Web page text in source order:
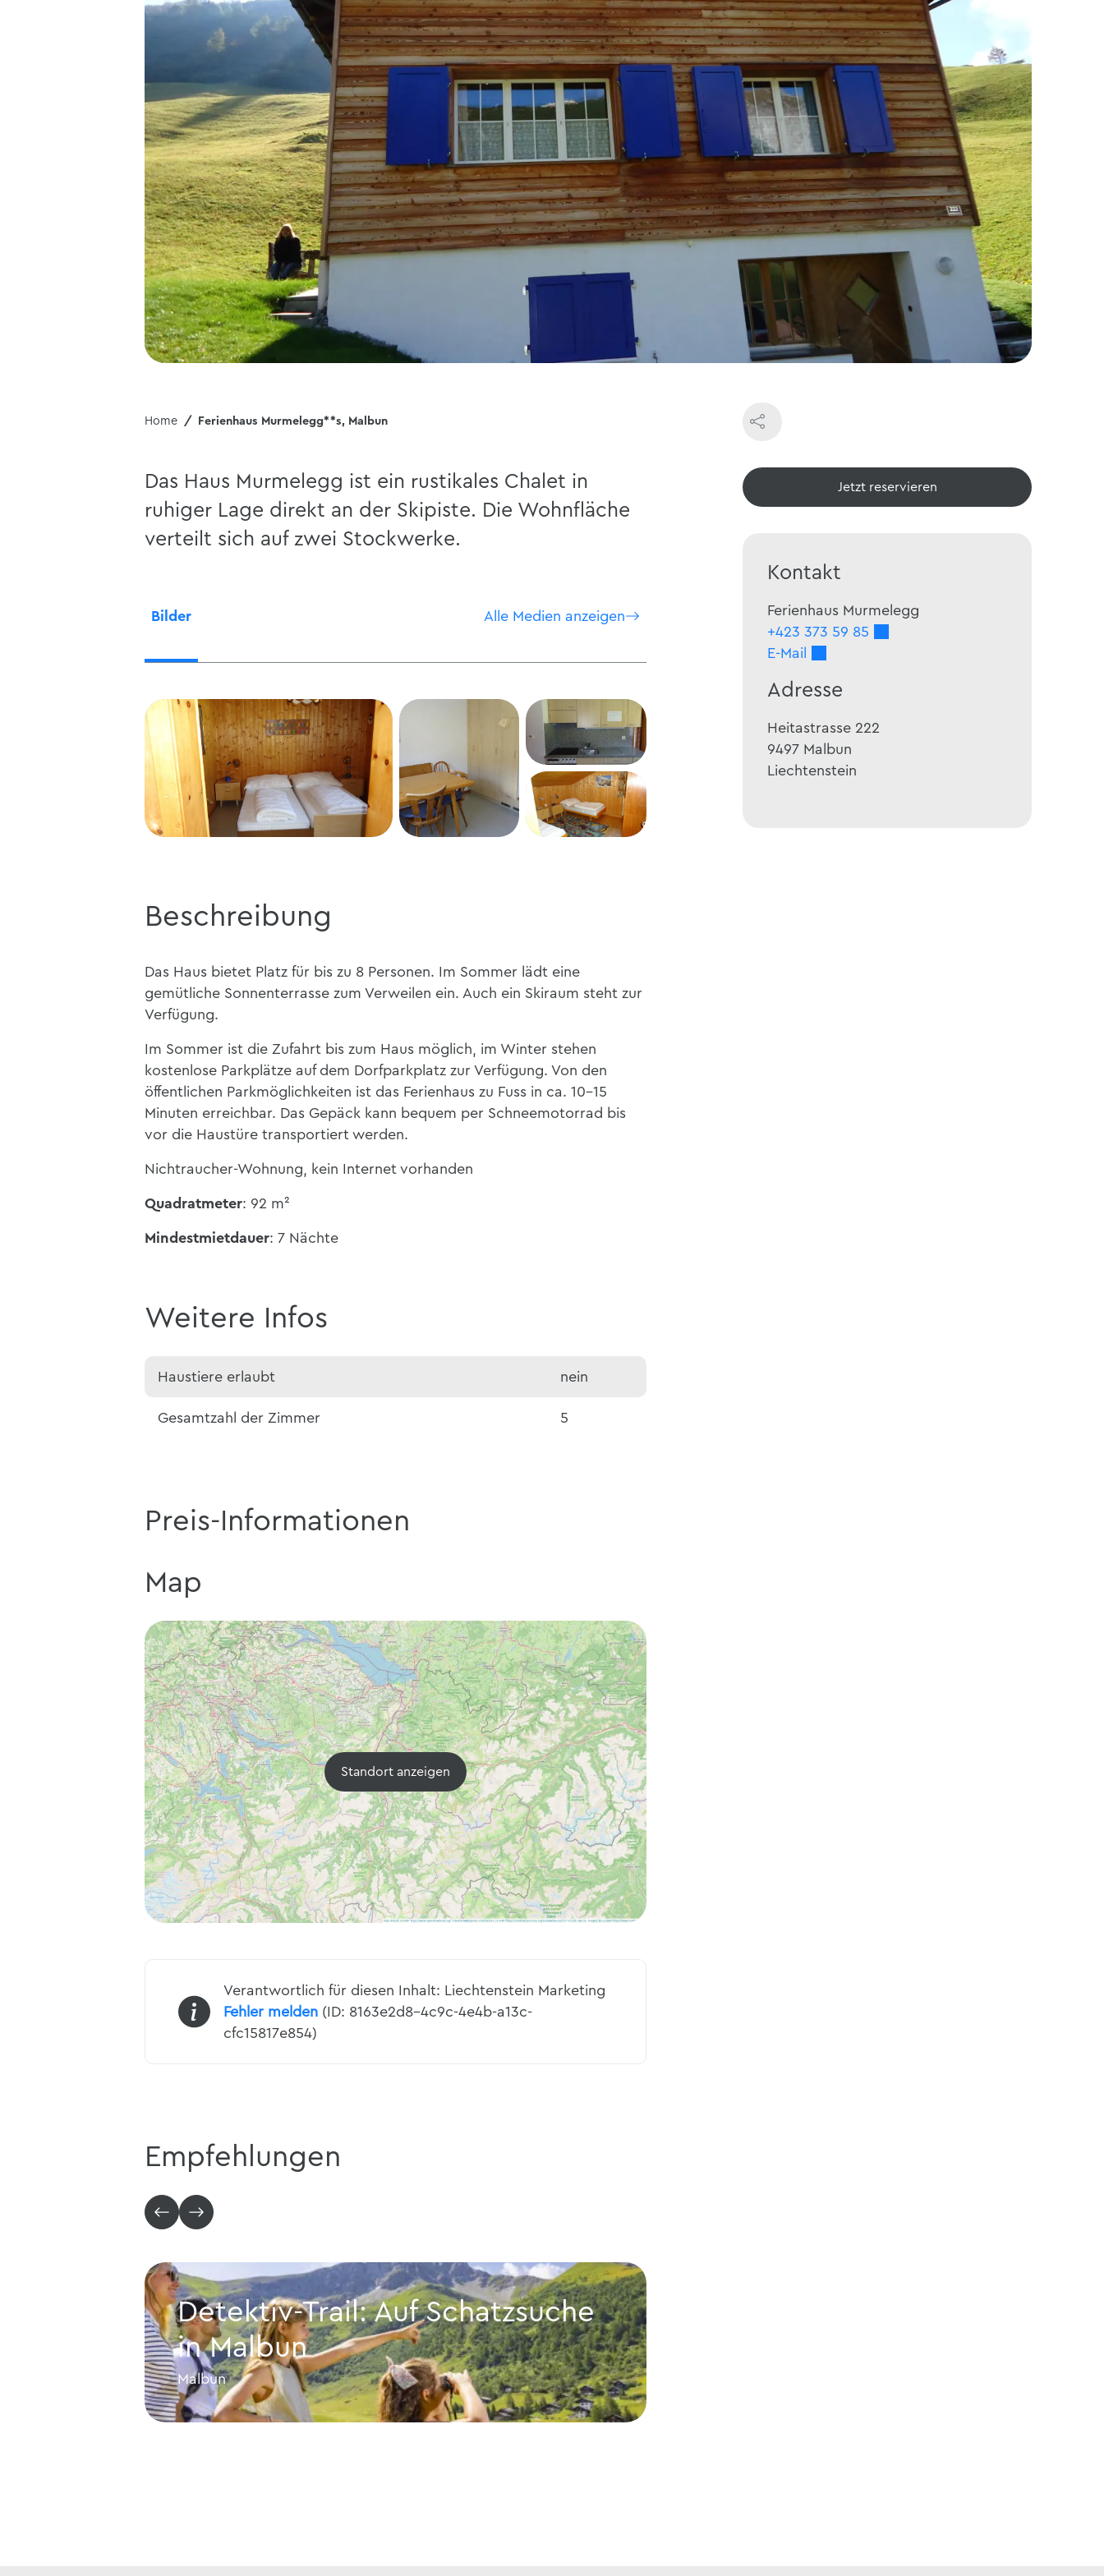
Home Ferienhaus Murmelegg**s, Malbun
Das Haus Murmelegg ist ein rustikales Chalet in
ruhiger Lage direkt an der Skipiste. Die Wohnfläche
verteilt sich auf zwei Stockwerke.
Bilder Alle Medien anzeigen
Beschreibung
Das Haus bietet Platz für bis zu 8 Personen. Im Sommer lädt eine
gemütliche Sonnenterrasse zum Verweilen ein. Auch ein Skiraum steht zur
Verfügung.
Im Sommer ist die Zufahrt bis zum Haus möglich, im Winter stehen
kostenlose Parkplätze auf dem Dorfparkplatz zur Verfügung. Von den
öffentlichen Parkmöglichkeiten ist das Ferienhaus zu Fuss in ca. 10-15
Minuten erreichbar. Das Gepäck kann bequem per Schneemotorrad bis
vor die Haustüre transportiert werden.
Nichtraucher-Wohnung, kein Internet vorhanden
Quadratmeter: 92 m²
Mindestmietdauer: 7 Nächte
Weitere Infos
Haustiere erlaubt nein
Gesamtzahl der Zimmer 5
Preis-Informationen
Map
Standort anzeigen
Verantwortlich für diesen Inhalt: Liechtenstein Marketing
Fehler melden(ID: 8163e2d8-4c9c-4e4b-a13c-
cfc15817e854)
Empfehlungen
Detektiv-Trail: Auf Schatzsuche
in Malbun
Malbun
Detektiv-Trail: Auf Schatzsuche in Malbun
Jetzt reservieren
Kontakt
Ferienhaus Murmelegg
+423 373 59 85
E-Mail
Adresse
Heitastrasse 222
9497 Malbun
Liechtenstein